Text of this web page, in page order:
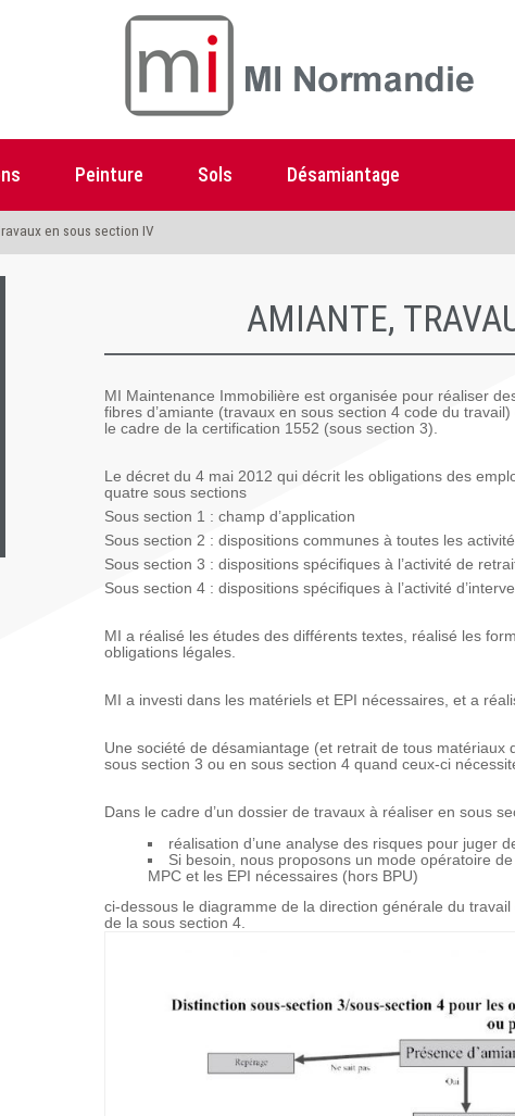
Peinture Sols Désamiantage
en sous section IV
AMIANTE,
MI Maintenance Immobilière est organisée pour réaliser
fibres d’amiante (travaux en sous section 4 code du
le cadre de la certification 1552 (sous section 3).
Le décret du 4 mai 2012 qui décrit les obligations des
quatre sous sections
Sous section 1 : champ d’application
Sous section 2 : dispositions communes à toutes les
Sous section 3 : dispositions spécifiques à l’activité de
Sous section 4 : dispositions spécifiques à l’activité
MI a réalisé les études des différents textes, réalisé les
obligations légales.
MI a investi dans les matériels et EPI nécessaires, et a
Une société de désamiantage (et retrait de tous
sous section 3 ou en sous section 4 quand ceux-ci
Dans le cadre d’un dossier de travaux à réaliser en sous
réalisation d’une analyse des risques pour juger
Si besoin, nous proposons un mode opératoire
MPC et les EPI nécessaires (hors BPU)
ci-dessous le diagramme de la direction générale du
de la sous section 4.